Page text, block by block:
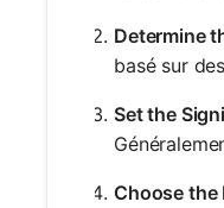
Determine
basé sur
Set the
Choose the